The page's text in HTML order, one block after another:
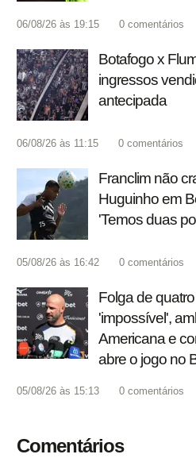
06/08/26 às 19:15 0 comentários
Botafogo x
ingressos
antecipada
06/08/26 às 11:15 0 comentários
Franclim não
Huguinho em
'Temos duas
05/08/26 às 16:42 0 comentários
Folga de
'impossível',
Americana e
abre o jogo no
05/08/26 às 15:13 0 comentários
Comentários